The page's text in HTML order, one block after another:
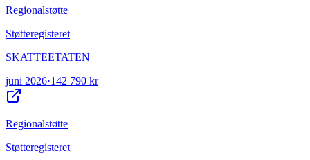
Regionalstøtte
Støtteregisteret
SKATTEETATEN
juni 2026·142 790 kr
Regionalstøtte
Støtteregisteret